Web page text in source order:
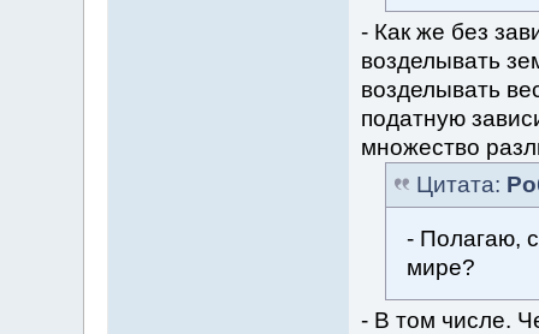
- Как же без
возделывать
возделывать
податную
множество
Цитата:
- Полагаю,
мире?
- В том числе.